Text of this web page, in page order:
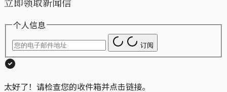
个人信息
订阅
太好了！请检查您的收件箱并点击链接。